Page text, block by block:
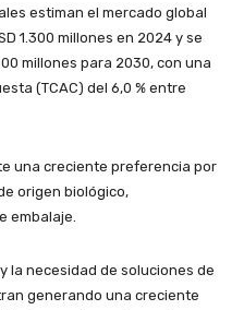
estiman el mercado global
1.300 millones en 2024 y se
millones para 2030, con una
(TCAC) del 6,0 % entre
una creciente preferencia por
origen biológico,
embalaje.
la necesidad de soluciones de
generando una creciente